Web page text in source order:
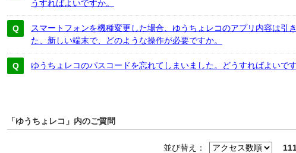
うすればよいですか。
スマートフォンを機種変更した場合、ゆうちょレコのアプリ内容は引
た、新しい端末で、どのような操作が必要ですか。
ゆうちょレコのパスコードを忘れてしまいました。どうすればよいです
「ゆうちょレコ」内のご質問
並び替え：